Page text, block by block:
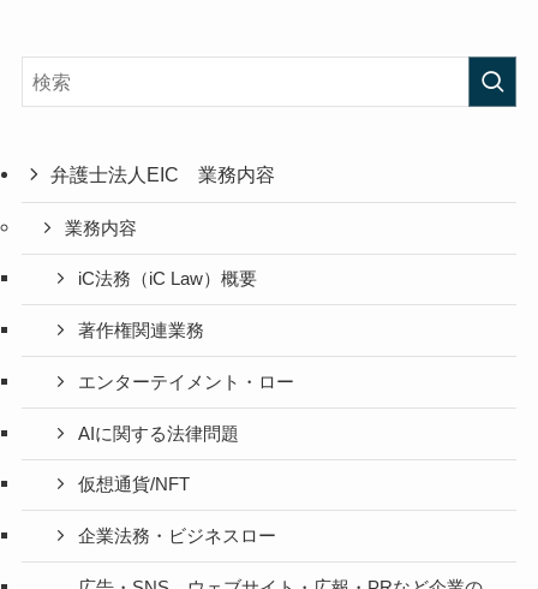
弁護士法人EIC 業務内容
業務内容
iC法務（iC Law）概要
著作権関連業務
エンターテイメント・ロー
AIに関する法律問題
仮想通貨/NFT
企業法務・ビジネスロー